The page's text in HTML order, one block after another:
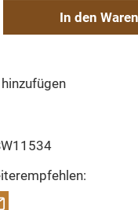
Wert ein oder
In den